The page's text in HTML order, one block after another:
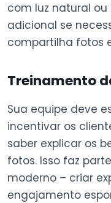
com luz natural
adicional se
compartilha fotos
Treinamento
Sua equipe deve
incentivar os
saber explicar os
fotos. Isso faz
moderno – criar
engajamento